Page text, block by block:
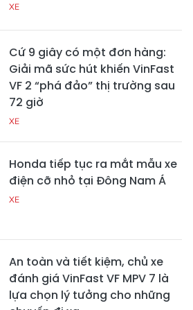
XE
Cứ 9 giây có một đơn hàng:
Giải mã sức hút khiến VinFast
VF 2 “phá đảo” thị trường sau
72 giờ
XE
Honda tiếp tục ra mắt mẫu xe
điện cỡ nhỏ tại Đông Nam Á
XE
An toàn và tiết kiệm, chủ xe
đánh giá VinFast VF MPV 7 là
lựa chọn lý tưởng cho những